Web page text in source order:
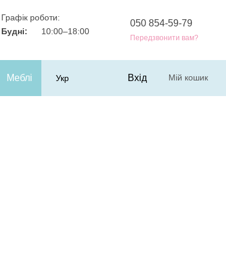
Графік роботи:
Будні:
10:00–18:00
050 854-59-79
Передзвонити вам?
Меблі Укр Вхід Мій кошик